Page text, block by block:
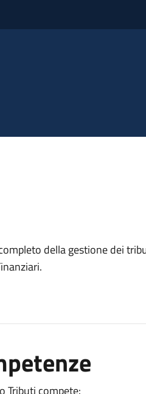
della gestione dei
Tributi compete: